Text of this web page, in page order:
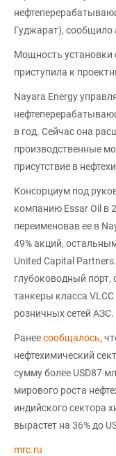
Гуджарат), сообщило
Мощность установки
приступила к
Nayara Energy
в год. Сейчас она
производственные
присутствие в
Консорциум под
компанию Essar Oil в
переименовав ее в
49% акций,
United Capital
глубоководный
танкеры класса
розничных сетей АЗС.
Ранеесообщалось,
нефтехимический
сумму более USD87
мирового роста
индийского сектора
вырастет на 36% до
mrc.ru